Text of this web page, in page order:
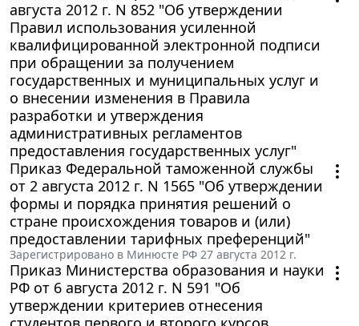
августа 2012 г. N 852 "Об утверждении
Правил использования усиленной
квалифицированной электронной подписи
при обращении за получением
государственных и муниципальных услуг и
о внесении изменения в Правила
разработки и утверждения
административных регламентов
предоставления государственных услуг"
Приказ Федеральной таможенной службы
от 2 августа 2012 г. N 1565 "Об утверждении
формы и порядка принятия решений о
стране происхождения товаров и (или)
предоставлении тарифных преференций"
Зарегистрировано в Минюсте РФ 27 августа 2012 г.
Приказ Министерства образования и науки
РФ от 6 августа 2012 г. N 591 "Об
утверждении критериев отнесения